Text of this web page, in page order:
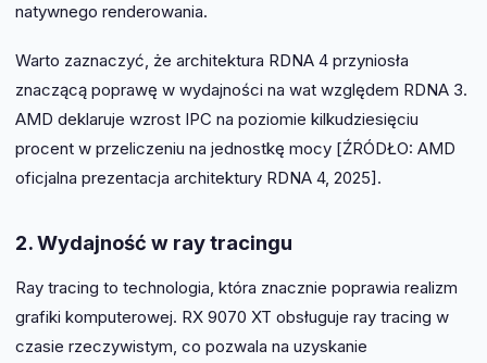
natywnego renderowania.
Warto zaznaczyć, że architektura RDNA 4 przyniosła
znaczącą poprawę w wydajności na wat względem RDNA 3.
AMD deklaruje wzrost IPC na poziomie kilkudziesięciu
procent w przeliczeniu na jednostkę mocy [ŹRÓDŁO: AMD
oficjalna prezentacja architektury RDNA 4, 2025].
2. Wydajność w ray tracingu
Ray tracing to technologia, która znacznie poprawia realizm
grafiki komputerowej. RX 9070 XT obsługuje ray tracing w
czasie rzeczywistym, co pozwala na uzyskanie